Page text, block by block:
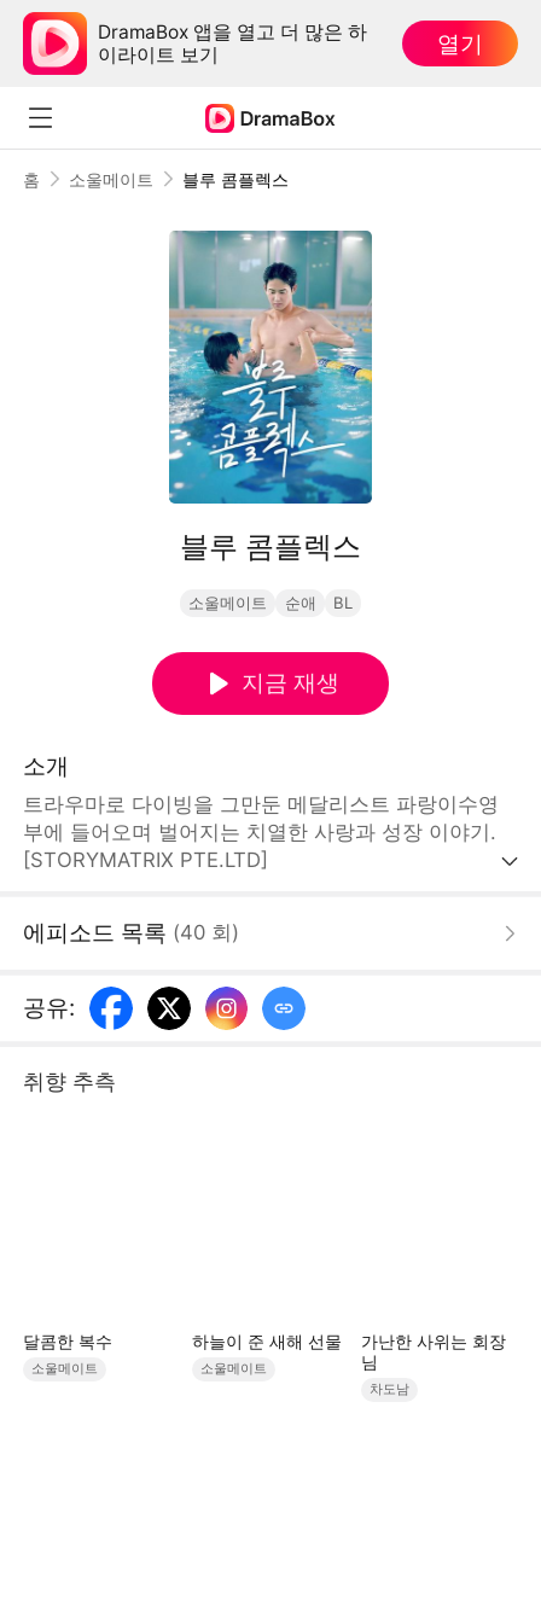
DramaBox 앱을 열고 더 많은 하
이라이트 보기
열기
홈 소울메이트 블루 콤플렉스
블루 콤플렉스
소울메이트 순애 BL
지금 재생
소개
트라우마로 다이빙을 그만둔 메달리스트 파랑이수영
부에 들어오며 벌어지는 치열한 사랑과 성장 이야기.
[STORYMATRIX PTE.LTD]
에피소드 목록 (40 회 )
공유:
취향 추측
달콤한 복수
소울메이트
하늘이 준 새해 선물
소울메이트
가난한 사위는 회장
님
차도남